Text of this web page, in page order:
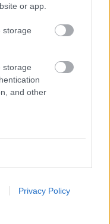
or app.
storage
storage
and other
Privacy Policy